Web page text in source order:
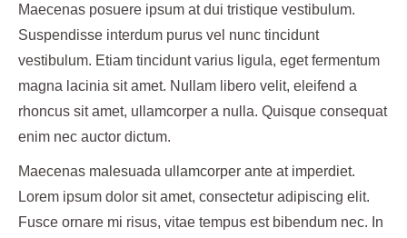
Maecenas posuere ipsum at dui tristique vestibulum.
Suspendisse interdum purus vel nunc tincidunt
vestibulum. Etiam tincidunt varius ligula, eget fermentum
magna lacinia sit amet. Nullam libero velit, eleifend a
rhoncus sit amet, ullamcorper a nulla. Quisque consequat
enim nec auctor dictum.
Maecenas malesuada ullamcorper ante at imperdiet.
Lorem ipsum dolor sit amet, consectetur adipiscing elit.
Fusce ornare mi risus, vitae tempus est bibendum nec. In